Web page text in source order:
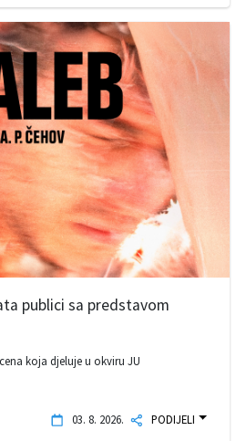
publici sa predstavom
koja djeluje u okviru JU
03. 8. 2026. PODIJELI